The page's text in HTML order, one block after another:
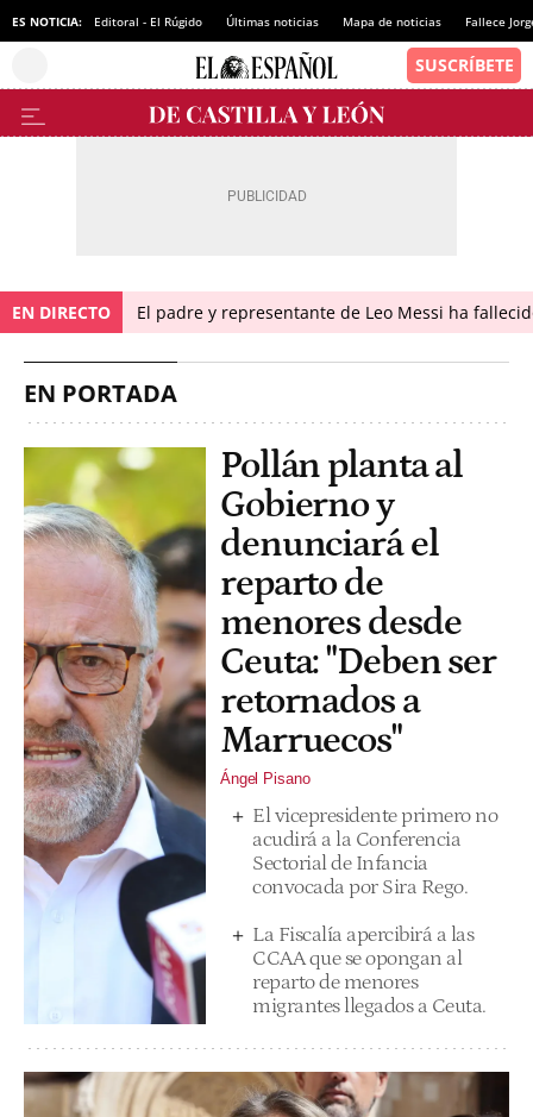
ES NOTICIA: Editoral - El Rúgido Últimas noticias Mapa de noticias Fallece
EN DIRECTO El padre y representante de Leo Messi ha
EN PORTADA
Pollán planta al
Gobierno y
denunciará el
reparto de
menores desde
Ceuta: "Deben ser
retornados a
Marruecos"
Ángel Pisano
El vicepresidente primero no
acudirá a la Conferencia
Sectorial de Infancia
convocada por Sira Rego.
La Fiscalía apercibirá a las
CCAA que se opongan al
reparto de menores
migrantes llegados a Ceuta.